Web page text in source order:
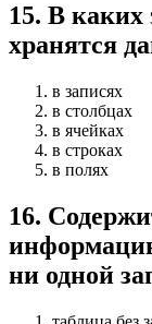
15. В каких
хранятся
в записях
в столбцах
в ячейках
в строках
в полях
16.
ни одной